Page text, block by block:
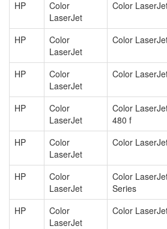
HP
Color
LaserJet
Color
HP
Color
LaserJet
Color
HP
Color
LaserJet
Color
HP
Color
LaserJet
Color
480 f
HP
Color
LaserJet
Color
HP
Color
LaserJet
Color
Series
HP
Color
LaserJet
Color